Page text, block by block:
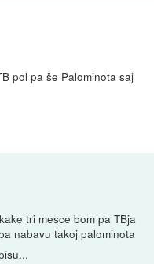
pol pa še Palominota saj
tri mesce bom pa TBja
nabavu takoj palominota